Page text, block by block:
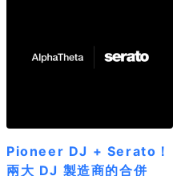
Pioneer DJ + Serato！
兩大 DJ 製造商的合併